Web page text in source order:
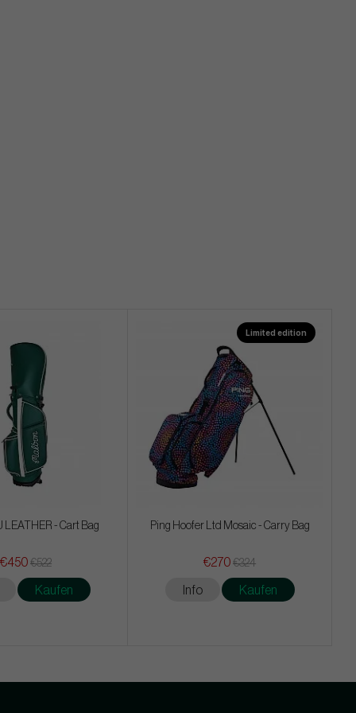
LEATHER - Cart Bag
€450 €522
Kaufen
Limited edition
Ping Hoofer Ltd Mosaic - Carry Bag
€270 €324
Info Kaufen